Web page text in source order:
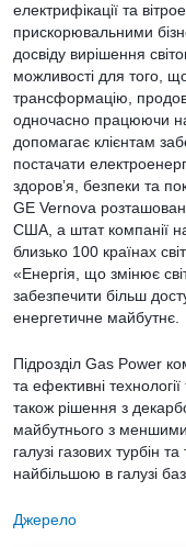
електрифікації та
прискорювальними
досвіду вирішення
можливості для того,
трансформацію,
одночасно працюючи
допомагає клієнтам
постачати
здоров’я, безпеки та
GE Vernova
США, а штат компанії
близько 100 країнах
«Енергія, що змінює
забезпечити більш
енергетичне майбутнє.
Підрозділ Gas Power
та ефективні
також рішення з
майбутнього з
галузі газових турбін
найбільшою в галузі
Джерело